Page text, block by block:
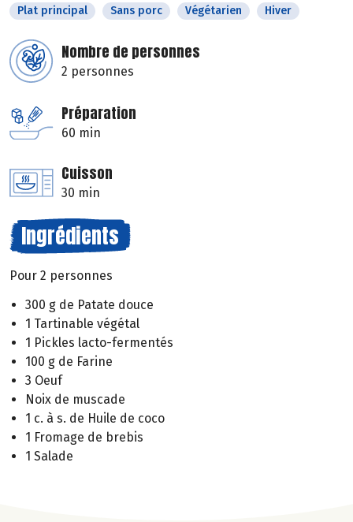
Plat principal Sans porc Végétarien Hiver
Nombre de personnes
2 personnes
Préparation
60 min
Cuisson
30 min
Ingrédients
Pour 2 personnes
300 g de Patate douce
1 Tartinable végétal
1 Pickles lacto-fermentés
100 g de Farine
3 Oeuf
Noix de muscade
1 c. à s. de Huile de coco
1 Fromage de brebis
1 Salade